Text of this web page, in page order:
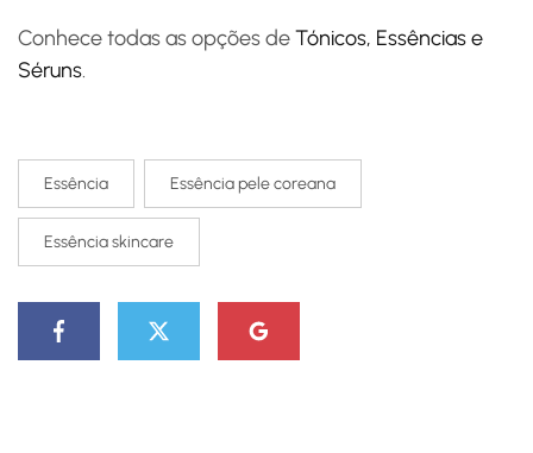
Conhece todas as opções deTónicos, Essências e
Séruns.
Essência Essência pele coreana
Essência skincare